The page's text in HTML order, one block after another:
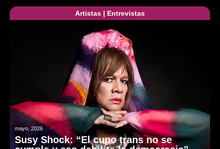
Artistas | Entrevistas
mayo, 2026
Susy Shock: “El cupo trans no se